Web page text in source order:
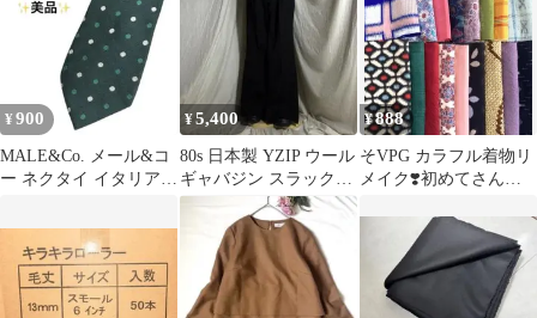
¥ 900
MALE&Co. メール&コ
ー ネクタイ イタリア製
緑
¥5,400
80s 日本製 YZIP ウール
ギャバジン スラックス
W88
¥888
そVPG カラフル着物リ
メイク❣️初めてさんセ